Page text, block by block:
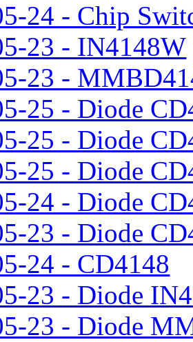
24 - Chip
23 - IN4148W
23 -
25 - Diode
25 - Diode
25 - Diode
24 - Diode
23 - Diode
24 - CD4148
23 - Diode
23 - Diode